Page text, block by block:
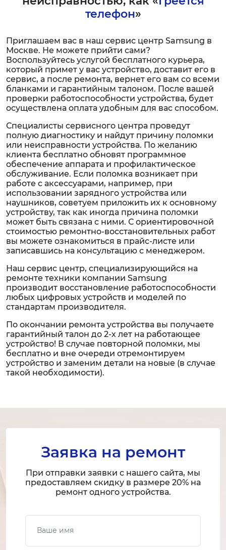
телефон»
Приглашаем вас в наш сервис центр Samsung в
Москве. Не можете прийти сами?
Воспользуйтесь услугой бесплатного курьера,
который примет у вас устройство, доставит его в
сервис, а после ремонта, вернет его вам со всеми
бланками и гарантийным талоном. После вашей
проверки работоспособности устройства, будет
осуществлена оплата удобным для вас способом.
Специалисты сервисного центра проведут
полную диагностику и найдут причину поломки
или неисправности устройства. По желанию
клиента бесплатно обновят программное
обеспечение аппарата и профилактическое
обслуживание. Если поломка возникает при
работе с аксессуарами, например, при
использовании зарядного устройства или
наушников, советуем приложить их к основному
устройству, так как иногда причина поломки
может быть связана с ними. С ориентировочной
стоимостью ремонтно-восстановительных работ
вы можете ознакомиться в прайс-листе или
записавшись на консультацию с менеджером.
Наш сервис центр, специализирующийся на
ремонте техники компании Samsung
производит восстановление работоспособности
любых цифровых устройств и моделей по
стандартам производителя.
По окончании ремонта устройства вы получаете
гарантийный талон до 2-х лет на работающее
устройство! В случае повторной поломки, мы
бесплатно и вне очереди отремонтируем
устройство и заменим детали на новые (в случае
такой необходимости).
Заявка на ремонт
При отправки заявки с нашего сайта, мы
предоставляем скидку в размере 20% на
ремонт одного устройства.
Ваше имя